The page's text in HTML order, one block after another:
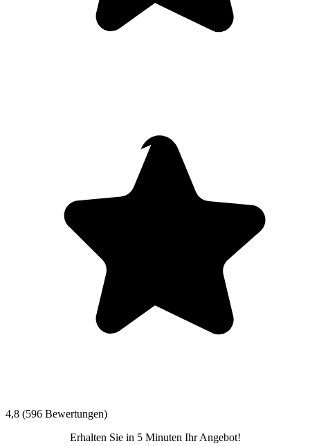
4,8 (596 Bewertungen)
Erhalten Sie in 5 Minuten Ihr Angebot!